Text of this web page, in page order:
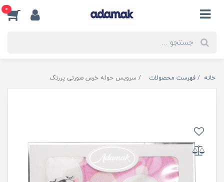
0
خانه فهرست محصولات سرویس حوله خرس صورتی پررنگ